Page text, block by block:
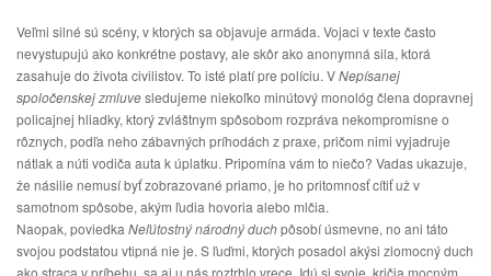
Veľmi silné sú scény, v ktorých sa objavuje armáda. Vojaci v texte často
nevystupujú ako konkrétne postavy, ale skôr ako anonymná sila, ktorá
zasahuje do života civilistov. To isté platí pre políciu. V Nepísanej
spoločenskej zmluve sledujeme niekoľko minútový monológ člena dopravnej
policajnej hliadky, ktorý zvláštnym spôsobom rozpráva nekompromisne o
rôznych, podľa neho zábavných príhodách z praxe, pričom nimi vyjadruje
nátlak a núti vodiča auta k úplatku. Pripomína vám to niečo? Vadas ukazuje,
že násilie nemusí byť zobrazované priamo, je ho pritomnosť cítiť už v
samotnom spôsobe, akým ľudia hovoria alebo mlčia.
Naopak, poviedka Neľútostný národný duch pôsobí úsmevne, no ani táto
svojou podstatou vtipná nie je. S ľuďmi, ktorých posadol akýsi zlomocný duch
ako straca v príbehu, sa aj u nás roztrhlo vrece. Idú si svoje, kričia mocným